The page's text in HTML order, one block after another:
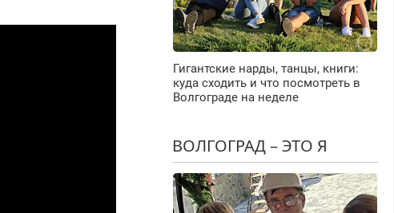
Гигантские нарды, танцы, книги:
куда сходить и что посмотреть в
Волгограде на неделе
ВОЛГОГРАД – ЭТО Я